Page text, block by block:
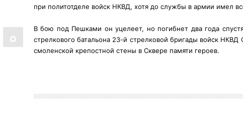
при политотделе войск НКВД, хотя до службы в армии имел
В бою под Пешками он уцелеет, но погибнет два года
стрелкового батальона 23-й стрелковой бригады войск
смоленской крепостной стены в Сквере памяти героев.